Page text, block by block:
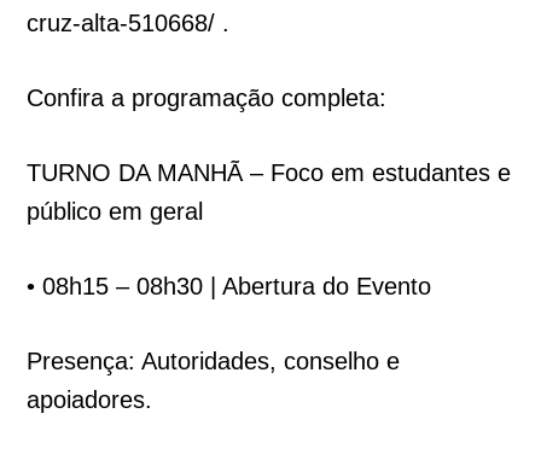
cruz-alta-510668/ .
Confira a programação completa:
TURNO DA MANHÃ – Foco em estudantes e
público em geral
• 08h15 – 08h30 | Abertura do Evento
Presença: Autoridades, conselho e
apoiadores.